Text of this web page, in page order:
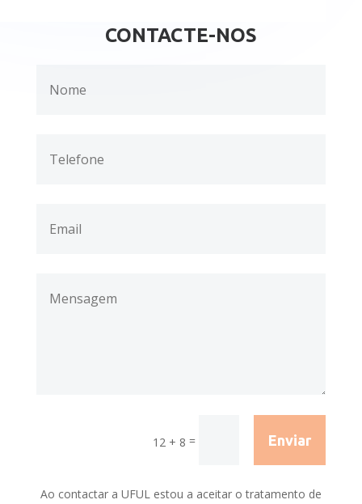
CONTACTE-NOS
12 + 8 = Enviar
Ao contactar a UFUL estou a aceitar o tratamento de